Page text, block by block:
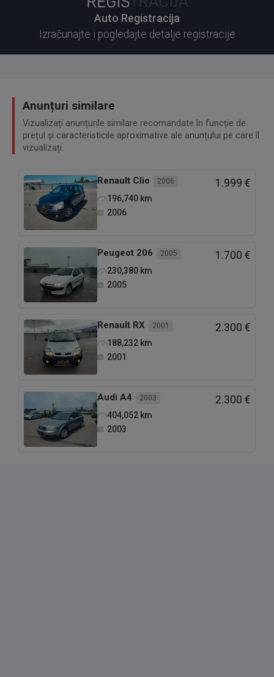
Auto Registracija
Izračunajte i pogledajte detalje registracije
Anunțuri similare
Vizualizați anunțurile similare recomandate în funcție de
prețul și caracteristicile aproximative ale anunțului pe care îl
vizualizați.
Renault Clio 2006 1.999 €
196,740 km
2006
Peugeot 206 2005 1.700 €
230,380 km
2005
Renault RX 2001 2.300 €
188,232 km
2001
Audi A4 2003 2.300 €
404,052 km
2003